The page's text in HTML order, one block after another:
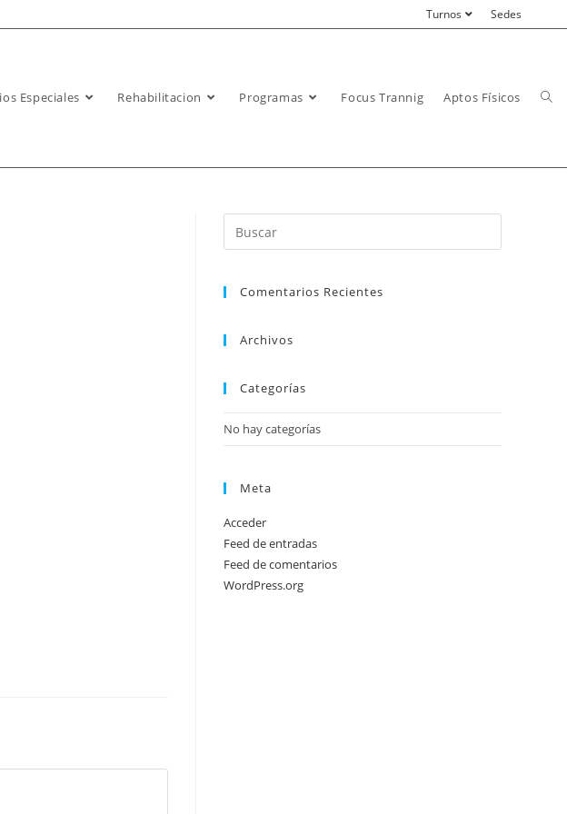
Turnos Sedes
Especiales Rehabilitacion Programas Focus Trannig Aptos Físicos
Comentarios Recientes
Archivos
Categorías
No hay categorías
Meta
Acceder
Feed de entradas
Feed de comentarios
WordPress.org